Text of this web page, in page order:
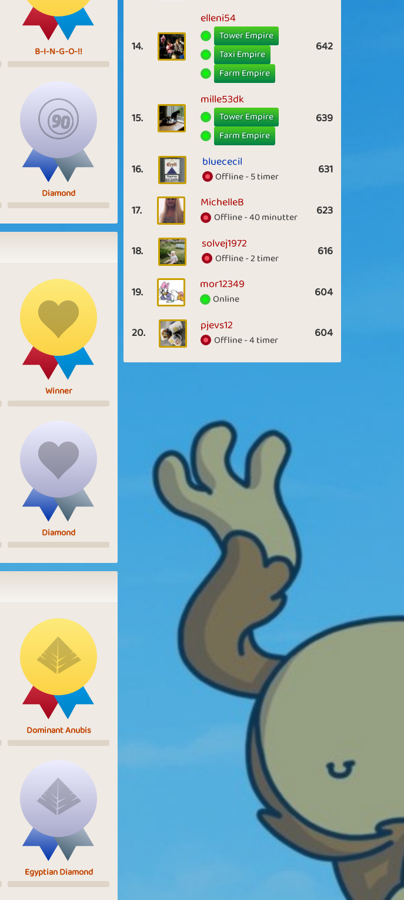
B-I-N-G-O-!!
Diamond
Winner
Diamond
Dominant Anubis
Egyptian Diamond
14.
elleni54
Tower Empire
Taxi Empire
Farm Empire
642
15.
mille53dk
Tower Empire
Farm Empire
639
16. bluececil
Offline - 5 timer 631
17. MichelleB
Offline - 40 minutter 623
18. solvej1972
Offline - 2 timer 616
19. mor12349
Online 604
20. pjevs12
Offline - 4 timer 604